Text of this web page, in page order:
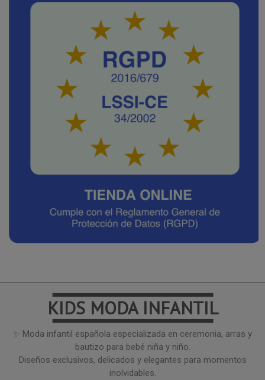
━━━━━━━━━━━━━━━
KIDS MODA INFANTIL
━━━━━━━━━━━━━━━
✨ Moda infantil española especializada en ceremonia, arras y
bautizo para bebé niña y niño.
Diseños exclusivos, delicados y elegantes para momentos
inolvidables.